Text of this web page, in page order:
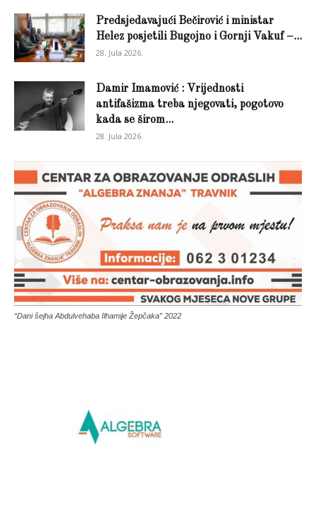
Predsjedavajući Bečirović i ministar
Helez posjetili Bugojno i Gornji Vakuf –...
28. Jula 2026.
Damir Imamović : Vrijednosti
antifašizma treba njegovati, pogotovo
kada se širom...
28. Jula 2026.
“Dani šejha Abdulvehaba Ilhamije Žepčaka” 2022